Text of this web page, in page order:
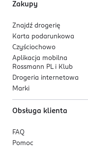
Zakupy
Znajdź drogerię
Karta podarunkowa
Czyściochowo
Aplikacja mobilna
Rossmann PL i Klub
Drogeria internetowa
Marki
Obsługa klienta
FAQ
Pomoc